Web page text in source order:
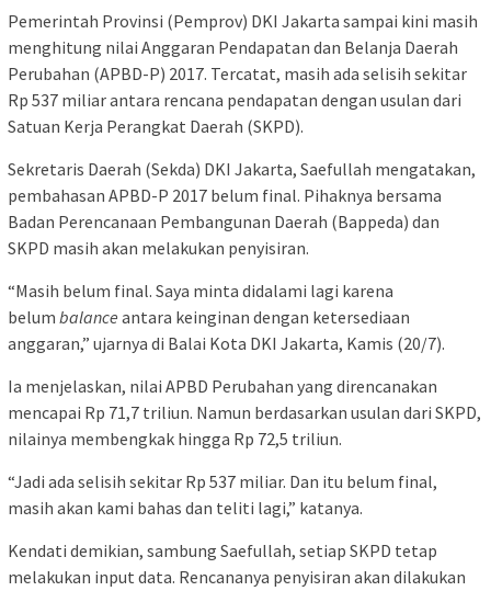
Pemerintah Provinsi (Pemprov) DKI Jakarta sampai kini masih
menghitung nilai Anggaran Pendapatan dan Belanja Daerah
Perubahan (APBD-P) 2017. Tercatat, masih ada selisih sekitar
Rp 537 miliar antara rencana pendapatan dengan usulan dari
Satuan Kerja Perangkat Daerah (SKPD).
Sekretaris Daerah (Sekda) DKI Jakarta, Saefullah mengatakan,
pembahasan APBD-P 2017 belum final. Pihaknya bersama
Badan Perencanaan Pembangunan Daerah (Bappeda) dan
SKPD masih akan melakukan penyisiran.
“Masih belum final. Saya minta didalami lagi karena
belum balance antara keinginan dengan ketersediaan
anggaran,” ujarnya di Balai Kota DKI Jakarta, Kamis (20/7).
Ia menjelaskan, nilai APBD Perubahan yang direncanakan
mencapai Rp 71,7 triliun. Namun berdasarkan usulan dari SKPD,
nilainya membengkak hingga Rp 72,5 triliun.
“Jadi ada selisih sekitar Rp 537 miliar. Dan itu belum final,
masih akan kami bahas dan teliti lagi,” katanya.
Kendati demikian, sambung Saefullah, setiap SKPD tetap
melakukan input data. Rencananya penyisiran akan dilakukan